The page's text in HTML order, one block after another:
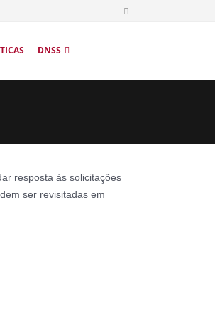
DNSS
resposta às solicitações
ser revisitadas em